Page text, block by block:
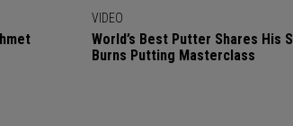
VIDEO
World’s Best Putter Shares His
Burns Putting Masterclass